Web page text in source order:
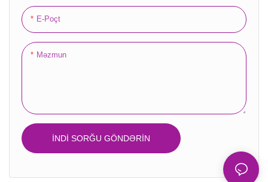
E-Poçt
Məzmun
İNDI SORĞU GÖNDƏRIN